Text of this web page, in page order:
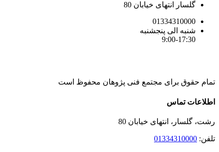
گلسار انتهای خیابان 80
01334310000
شنبه الی پنجشنبه
9:00-17:30
تمام حقوق برای مجتمع فنی پژوهان محفوظ است
Instagram
LinkedIn
Toggle
Bar
Area
اطلاعات تماس
رشت، گلسار، انتهای خیابان 80
تلفن: 01334310000